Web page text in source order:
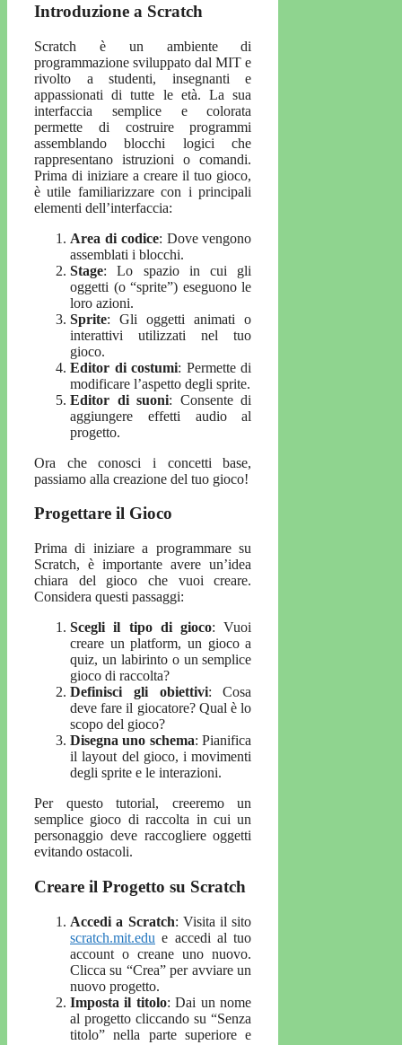
Introduzione a Scratch
Scratch è un ambiente di
programmazione sviluppato dal MIT e
rivolto a studenti, insegnanti e
appassionati di tutte le età. La sua
interfaccia semplice e colorata
permette di costruire programmi
assemblando blocchi logici che
rappresentano istruzioni o comandi.
Prima di iniziare a creare il tuo gioco,
è utile familiarizzare con i principali
elementi dell’interfaccia:
Area di codice: Dove vengono
assemblati i blocchi.
Stage: Lo spazio in cui gli
oggetti (o “sprite”) eseguono le
loro azioni.
Sprite: Gli oggetti animati o
interattivi utilizzati nel tuo
gioco.
Editor di costumi: Permette di
modificare l’aspetto degli sprite.
Editor di suoni: Consente di
aggiungere effetti audio al
progetto.
Ora che conosci i concetti base,
passiamo alla creazione del tuo gioco!
Progettare il Gioco
Prima di iniziare a programmare su
Scratch, è importante avere un’idea
chiara del gioco che vuoi creare.
Considera questi passaggi:
Scegli il tipo di gioco: Vuoi
creare un platform, un gioco a
quiz, un labirinto o un semplice
gioco di raccolta?
Definisci gli obiettivi: Cosa
deve fare il giocatore? Qual è lo
scopo del gioco?
Disegna uno schema: Pianifica
il layout del gioco, i movimenti
degli sprite e le interazioni.
Per questo tutorial, creeremo un
semplice gioco di raccolta in cui un
personaggio deve raccogliere oggetti
evitando ostacoli.
Creare il Progetto su Scratch
Accedi a Scratch: Visita il sito
scratch.mit.edu e accedi al tuo
account o creane uno nuovo.
Clicca su “Crea” per avviare un
nuovo progetto.
Imposta il titolo: Dai un nome
al progetto cliccando su “Senza
titolo” nella parte superiore e